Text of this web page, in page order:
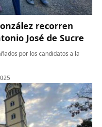
recorren
José de Sucre
por los candidatos a la